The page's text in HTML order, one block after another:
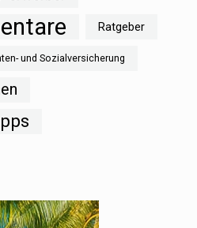
Ratgeber
und Sozialversicherung